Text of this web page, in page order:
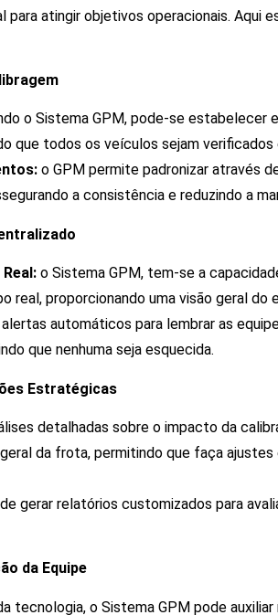
para atingir objetivos operacionais. Aqui
o Sistema GPM, pode-se estabelecer
que todos os veículos sejam
o GPM permite padronizar através
a consistência e reduzindo a
o Sistema GPM, tem-se a
real, proporcionando uma visão geral do
automáticos para lembrar as
que nenhuma seja esquecida.
Estratégicas
detalhadas sobre o impacto da
da frota, permitindo que faça
gerar relatórios customizados para
da Equipe
tecnologia, o Sistema GPM pode